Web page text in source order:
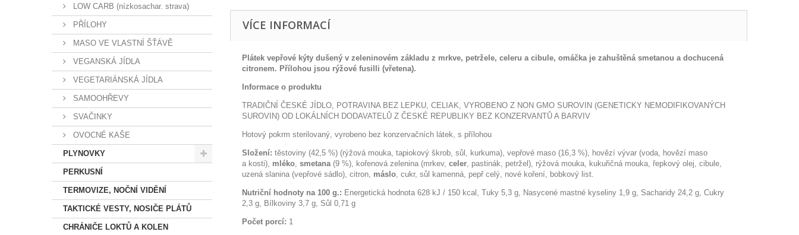
LOW CARB (nízkosachar. strava)
PŘÍLOHY
MASO VE VLASTNÍ ŠŤÁVĚ
VEGANSKÁ JÍDLA
VEGETARIÁNSKÁ JÍDLA
SAMOOHŘEVY
SVAČINKY
OVOCNÉ KAŠE
PLYNOVKY
PERKUSNÍ
TERMOVIZE, NOČNÍ VIDĚNÍ
TAKTICKÉ VESTY, NOSIČE PLÁTŮ
CHRÁNIČE LOKTŮ A KOLEN
VÍCE INFORMACÍ
Plátek vepřové kýty dušený v zeleninovém základu z mrkve, petržele, celeru a cibule, omáčka je zahuštěná smetanou a dochucená
citronem. Přílohou jsou rýžové fusilli (vřetena).
Informace o produktu
TRADIČNÍ ČESKÉ JÍDLO, POTRAVINA BEZ LEPKU, CELIAK, VYROBENO Z NON GMO SUROVIN (GENETICKY NEMODIFIKOVANÝCH
SUROVIN) OD LOKÁLNÍCH DODAVATELŮ Z ČESKÉ REPUBLIKY BEZ KONZERVANTŮ A BARVIV
Hotový pokrm sterilovaný, vyrobeno bez konzervačních látek, s přílohou
Složení: těstoviny (42,5 %) (rýžová mouka, tapiokový škrob, sůl, kurkuma), vepřové maso (16,3 %), hovězí vývar (voda, hovězí maso
a kosti), mléko, smetana(9 %), kořenová zelenina (mrkev, celer, pastinák, petržel), rýžová mouka, kukuřičná mouka, řepkový olej, cibule,
uzená slanina (vepřové sádlo), citron, máslo, cukr, sůl kamenná, pepř celý, nové koření, bobkový list.
Nutriční hodnoty na 100 g.: Energetická hodnota 628 kJ / 150 kcal, Tuky 5,3 g, Nasycené mastné kyseliny 1,9 g, Sacharidy 24,2 g, Cukry
2,3 g, Bílkoviny 3,7 g, Sůl 0,71 g
Počet porcí: 1